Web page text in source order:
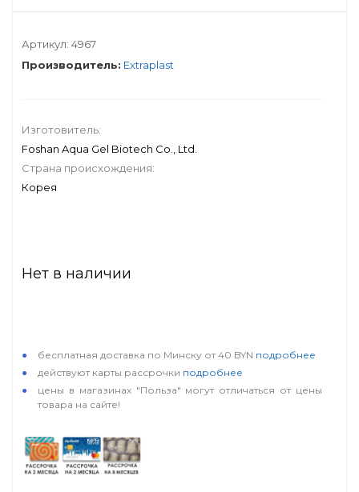
Артикул: 4967
Производитель: Extraplast
Изготовитель:
Foshan Aqua Gel Biotech Co., Ltd.
Страна происхождения:
Корея
Нет в наличии
бесплатная доставка по Минску от 40 BYN подробнее
действуют карты рассрочки подробнее
цены в магазинах "Польза" могут отличаться от цены
товара на сайте!